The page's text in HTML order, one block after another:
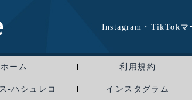
Instagram・TikTokマ
ホーム 利用規約
-ハシュレコ インスタグラム